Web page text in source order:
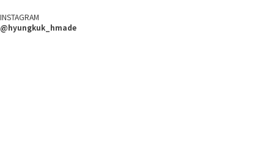
INSTAGRAM
@hyungkuk_hmade